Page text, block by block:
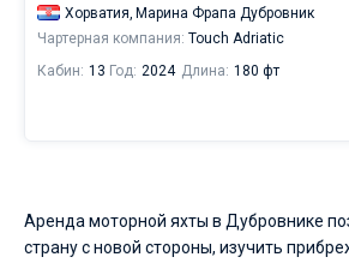
Хорватия, Марина Фрапа Дубровник
Чартерная компания: Touch Adriatic
Кабин: 13 Год: 2024 Длина: 180 фт
Аренда моторной яхты в Дубровнике
страну с новой стороны, изучить